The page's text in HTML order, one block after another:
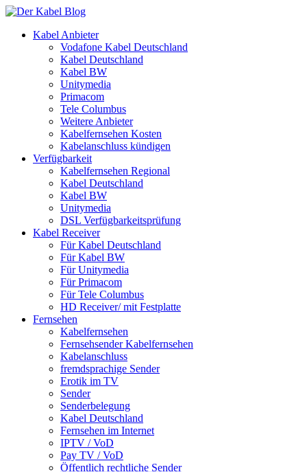
Kabel Anbieter
Vodafone Kabel Deutschland
Kabel Deutschland
Kabel BW
Unitymedia
Primacom
Tele Columbus
Weitere Anbieter
Kabelfernsehen Kosten
Kabelanschluss kündigen
Verfügbarkeit
Kabelfernsehen Regional
Kabel Deutschland
Kabel BW
Unitymedia
DSL Verfügbarkeitsprüfung
Kabel Receiver
Für Kabel Deutschland
Für Kabel BW
Für Unitymedia
Für Primacom
Für Tele Columbus
HD Receiver/ mit Festplatte
Fernsehen
Kabelfernsehen
Fernsehsender Kabelfernsehen
Kabelanschluss
fremdsprachige Sender
Erotik im TV
Sender
Senderbelegung
Kabel Deutschland
Fernsehen im Internet
IPTV / VoD
Pay TV / VoD
Öffentlich rechtliche Sender